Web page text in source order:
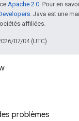
Apache 2.0. Pour en
. Java est une
affiliées.
07/04 (UTC).
problèmes